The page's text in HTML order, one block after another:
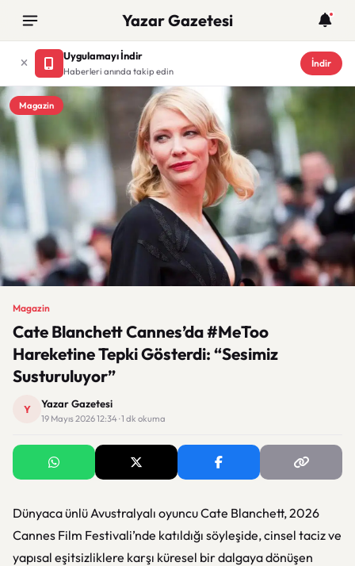
Yazar Gazetesi
Uygulamayı İndir
Haberleri anında takip edin
İndir
Magazin
Magazin
Cate Blanchett Cannes’da #MeToo
Hareketine Tepki Gösterdi: “Sesimiz
Susturuluyor”
Y Yazar Gazetesi
19 Mayıs 2026 12:34 · 1 dk okuma
Dünyaca ünlü Avustralyalı oyuncu Cate Blanchett, 2026
Cannes Film Festivali’nde katıldığı söyleşide, cinsel taciz ve
yapısal eşitsizliklere karşı küresel bir dalgaya dönüşen